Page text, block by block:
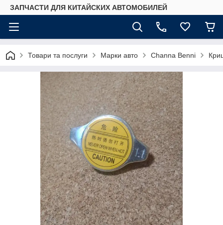
ЗАПЧАСТИ ДЛЯ КИТАЙСКИХ АВТОМОБИЛЕЙ
Товари та послуги Марки авто Сhannа Benni